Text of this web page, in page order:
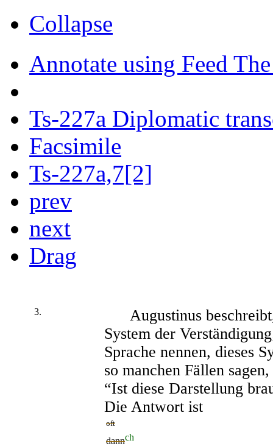
Collapse
Annotate using Feed
Ts-227a Diplomatic
Facsimile
Ts-227a,7[2]
prev
next
Drag
3.
Augustinus
System der
Sprache nennen, dieses
so manchen Fällen
“Ist diese Darstellung
Die Antwort ist
oft
dannch